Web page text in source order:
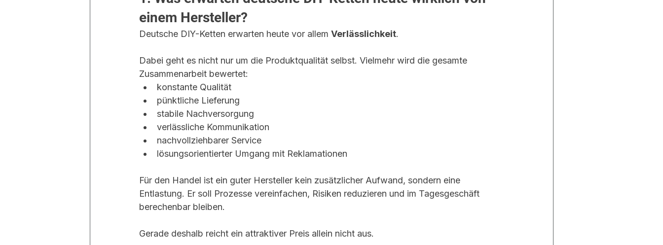
einem Hersteller?
Deutsche DIY-Ketten erwarten heute vor allem Verlässlichkeit.
Dabei geht es nicht nur um die Produktqualität selbst. Vielmehr wird die gesamte
Zusammenarbeit bewertet:
konstante Qualität
pünktliche Lieferung
stabile Nachversorgung
verlässliche Kommunikation
nachvollziehbarer Service
lösungsorientierter Umgang mit Reklamationen
Für den Handel ist ein guter Hersteller kein zusätzlicher Aufwand, sondern eine
Entlastung. Er soll Prozesse vereinfachen, Risiken reduzieren und im Tagesgeschäft
berechenbar bleiben.
Gerade deshalb reicht ein attraktiver Preis allein nicht aus.